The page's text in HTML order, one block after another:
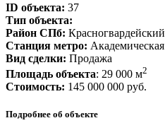
ID объекта: 37
Тип объекта:
Район СПб: Красногвардейский
Станция метро: Академическая
Вид сделки: Продажа
Площадь объекта: 29 000 м2
Стоимость: 145 000 000 руб.
Подробнее об объекте